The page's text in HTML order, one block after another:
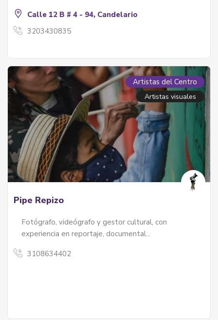
Calle 12 B # 4 - 94, Candelario
3203430835
Artistas del Centro
Artistas visuales
Pipe Repizo
Fotógrafo, videógrafo y gestor cultural, con
experiencia en reportaje, documental...
3108634402